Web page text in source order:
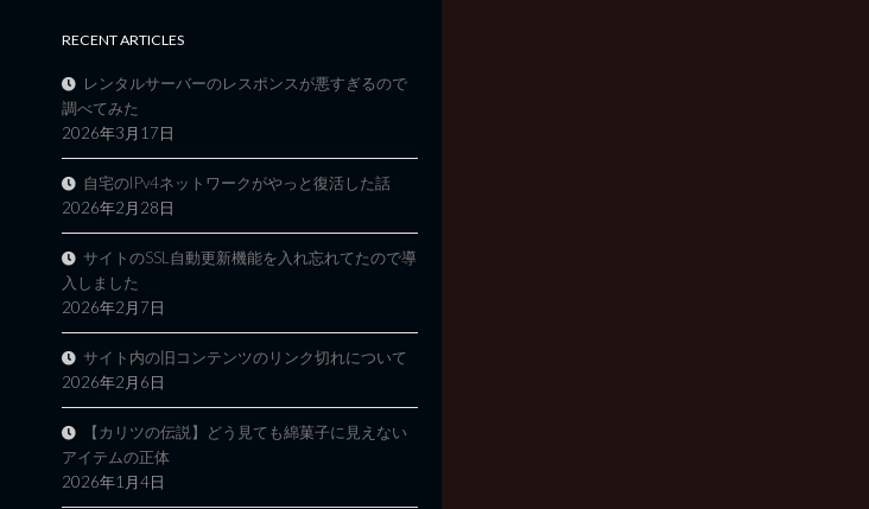
RECENT ARTICLES
レンタルサーバーのレスポンスが悪すぎるので
調べてみた
2026年3月17日
自宅のIPv4ネットワークがやっと復活した話
2026年2月28日
サイトのSSL自動更新機能を入れ忘れてたので導
入しました
2026年2月7日
サイト内の旧コンテンツのリンク切れについて
2026年2月6日
【カリツの伝説】どう見ても綿菓子に見えない
アイテムの正体
2026年1月4日